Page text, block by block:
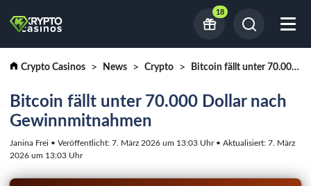
18
Crypto Casinos News Crypto Bitcoin fällt unter 70.000 Dollar nach Gewinnmitnahmen
Bitcoin fällt unter 70.000 Dollar nach
Gewinnmitnahmen
Janina Frei • Veröffentlicht: 7. März 2026 um 13:03 Uhr • Aktualisiert: 7. März
2026 um 13:03 Uhr